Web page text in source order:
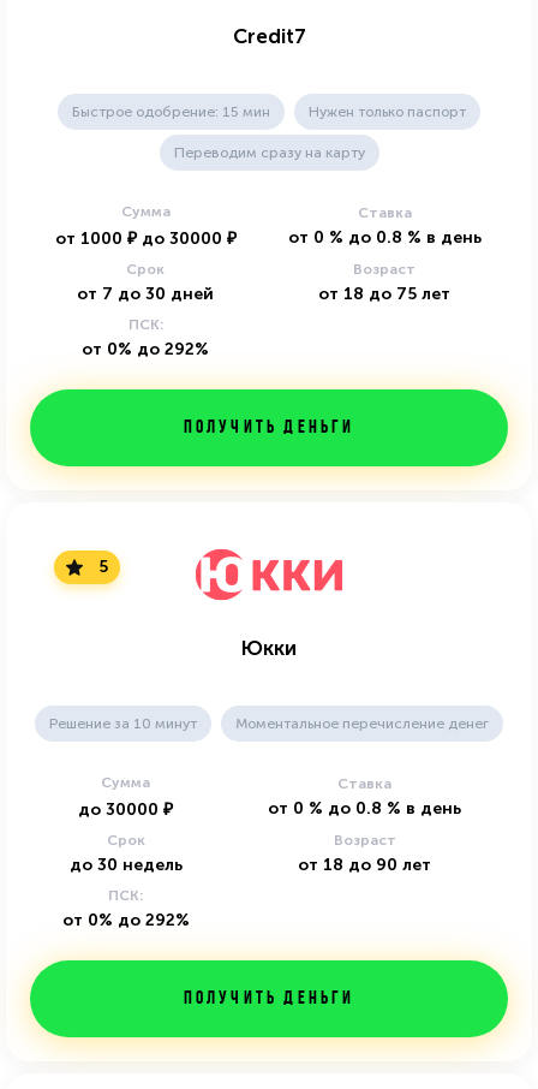
Credit7
Быстрое одобрение: 15 мин Нужен только паспорт
Переводим сразу на карту
Сумма
от 1000 ₽ до 30000 ₽
Ставка
от 0 % до 0.8 % в день
Срок
от 7 до 30 дней
Возраст
от 18 до 75 лет
ПСК:
от 0% до 292%
Получить деньги
5
Юкки
Решение за 10 минут Моментальное перечисление денег
Сумма
до 30000 ₽
Ставка
от 0 % до 0.8 % в день
Срок
до 30 недель
Возраст
от 18 до 90 лет
ПСК:
от 0% до 292%
Получить деньги